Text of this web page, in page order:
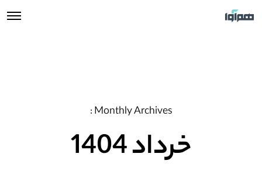
Monthly Archives :
خرداد 1404